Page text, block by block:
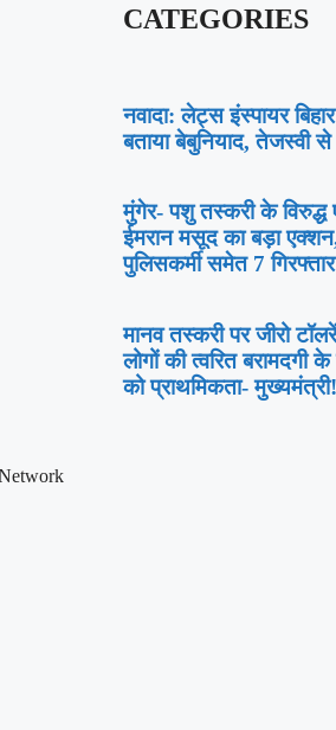
CATEGORIES
नवादा: लेट्स इंस्पायर
बताया बेबुनियाद, तेजस्वी से
मुंगेर- पशु तस्करी के विरुद्ध
ईमरान मसूद का बड़ा
पुलिसकर्मी समेत 7
मानव तस्करी पर जीरो
लोगों की त्वरित बरामदगी
को प्राथमिकता- मुख्यमंत्री!